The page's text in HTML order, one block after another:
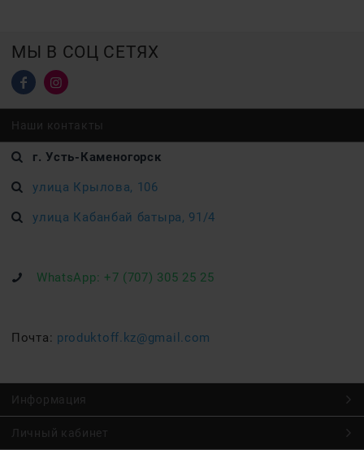
МЫ В СОЦ СЕТЯХ
Наши контакты
г. Усть-Каменогорск
улица Крылова, 106
улица Кабанбай батыра, 91/4
WhatsApp: +7 (707) 305 25 25
Почта: produktoff.kz@gmail.com
Информация
Личный кабинет